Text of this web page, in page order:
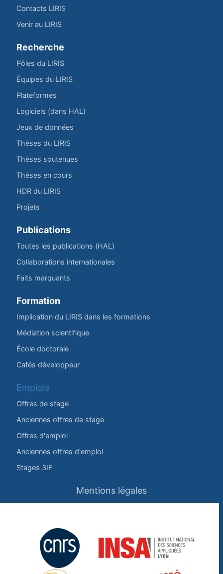
Contacts LIRIS
Venir au LIRIS
Recherche
Pôles du LIRIS
Équipes du LIRIS
Plateformes
Logiciels (dans HAL)
Jeux de données
Thèses du LIRIS
Thèses soutenues
Thèses en cours
HDR du LIRIS
Projets
Publications
Toutes les publications (HAL)
Collaborations internationales
Faits marquants
Formation
Implication du LIRIS dans les formations
Médiation scientifique
École doctorale
Cafés développeur
Emplois
Offres de stage
Anciennes offres de stage
Offres d'emploi
Anciennes offres d'emploi
Stages 3IF
Mentions légales